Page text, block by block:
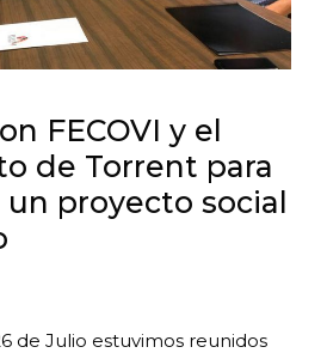
FECOVI y el
de Torrent para
proyecto social
de Julio estuvimos reunidos